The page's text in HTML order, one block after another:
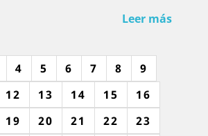
Leer más
4 5 6 7 8
9
12 13 14 15
16
19 20 21 22
23